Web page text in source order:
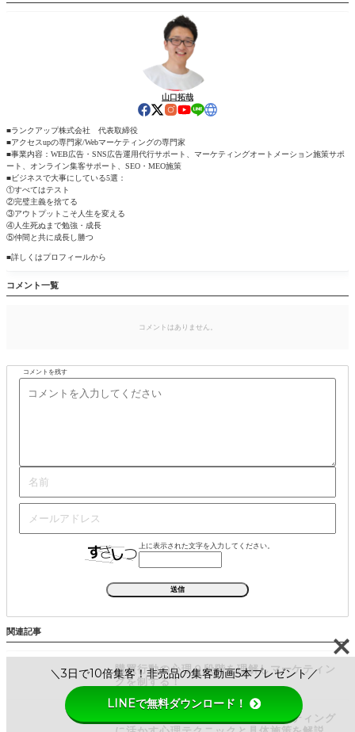
山口拓哉
■ランクアップ株式会社 代表取締役
■アクセスupの専門家/Webマーケティングの専門家
■事業内容：WEB広告・SNS広告運用代行サポート、マーケティングオートメーション施策サポ
ート、オンライン集客サポート、SEO・MEO施策
■ビジネスで大事にしている5選：
①すべてはテスト
②完璧主義を捨てる
③アウトプットこそ人生を変える
④人生死ぬまで勉強・成長
⑤仲間と共に成長し勝つ
■詳しくはプロフィールから
コメント一覧
コメントはありません。
コメントを残す
上に表示された文字を入力してください。
関連記事
購買行動の心理９段階を理解しマーケティン
グを制する！
サンクコスト効果とは？Webマーケティング
＼3日で10倍集客！非売品の集客動画5本プレゼント／
LINEで無料ダウンロード！